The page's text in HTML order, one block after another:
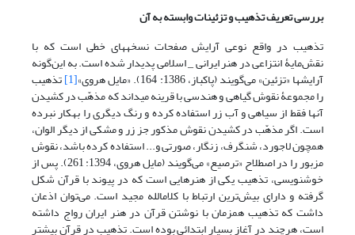
بررسی تعریف تذهیب و تزئینات وابسته به آن
تذهیب در واقع نوعی آرایش صفحات نسخه‎های خطی است که با
نقش‌مایۀ انتزاعی در هنر ایرانی _ اسلامی پدیدار شده است. به این‌گونه
آرایش‎ها «تزئین» می‌گویند (پاکباز، 1386: 164). «مایل هروی» [1] تذهیب
را مجموعۀ نقوش گیاهی و هندسی با قرینه می‎داند که مذهّب در کشیدن
آنها فقط از سیاهی و آب زر استفاده کرده و رنگ دیگری را به‎کار نبرده
است. اگر مذهّب در کشیدن نقوش مذکور جز زر و مشکی از دیگر الوان،
همچون لاجورد، شنگرف، زنگار، صورتی و... استفاده کرده باشد، نقوش
مزبور را در اصطلاح «ترصیع» می‌گویند (مایل هروی، 1394: 261). پس از
خوشنویسی، تذهیب یکی از هنرهایی است که در پیوند با قرآن شکل
گرفته و دارای بیش‌ترین ارتباط با کلام‎الله مجید است. می‌توان اذعان
داشت که تذهیب همزمان با نوشتن قرآن در هنر ایران رواج داشته
است، هرچند در آغاز بسیار ابتدائی بوده است. تذهیب در قرآن بیشتر